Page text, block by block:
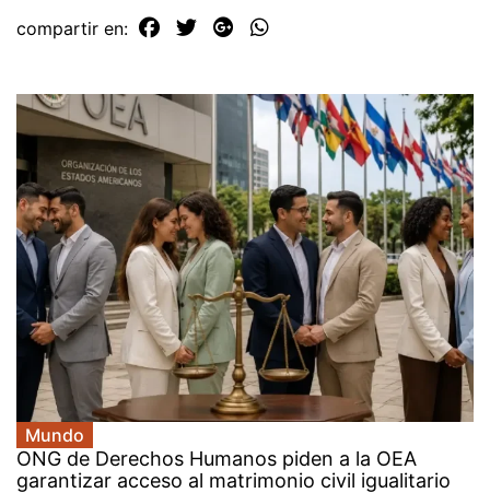
compartir en:
Mundo
ONG de Derechos Humanos piden a la OEA
garantizar acceso al matrimonio civil igualitario